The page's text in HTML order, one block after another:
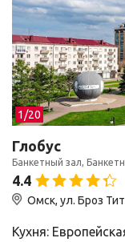
1/20
Глобус
Банкетный зал,
4.4
Омск, ул. Броз
Кухня: